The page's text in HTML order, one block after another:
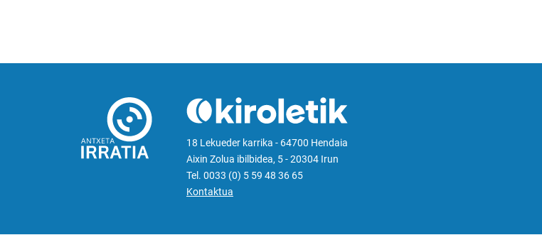
18 Lekueder karrika - 64700 Hendaia
Aixin Zolua ibilbidea, 5 - 20304 Irun
Tel. 0033 (0) 5 59 48 36 65
Kontaktua